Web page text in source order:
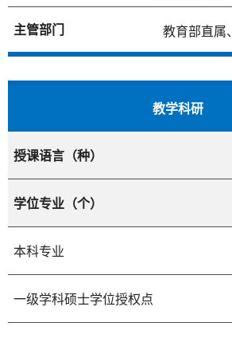
主管部门 教育部直属
教学科研
授课语言（种）
学位专业（个）
本科专业
一级学科硕士学位授权点